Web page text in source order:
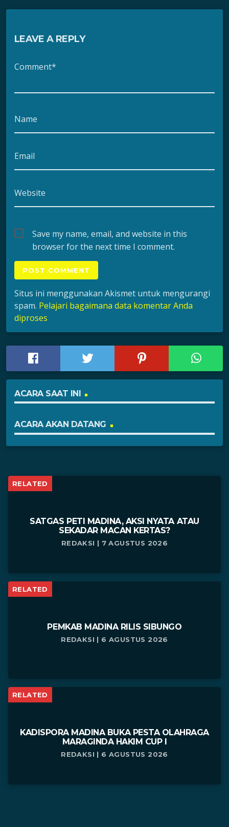
LEAVE A REPLY
Comment*
Name
Email
Website
Save my name, email, and website in this
browser for the next time I comment.
Situs ini menggunakan Akismet untuk mengurangi
spam. Pelajari bagaimana data komentar Anda
diproses
ACARA SAAT INI
ACARA AKAN DATANG
RELATED
SATGAS PETI MADINA, AKSI NYATA ATAU
SEKADAR MACAN KERTAS?
REDAKSI | 7 AGUSTUS 2026
RELATED
PEMKAB MADINA RILIS SIBUNGO
REDAKSI | 6 AGUSTUS 2026
RELATED
KADISPORA MADINA BUKA PESTA OLAHRAGA
MARAGINDA HAKIM CUP I
REDAKSI | 6 AGUSTUS 2026